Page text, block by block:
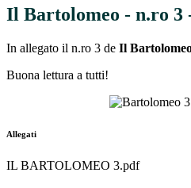
Il Bartolomeo - n.ro 3
In allegato il n.ro 3 de Il
Buona lettura a tutti!
Allegati
IL BARTOLOMEO 3.pdf